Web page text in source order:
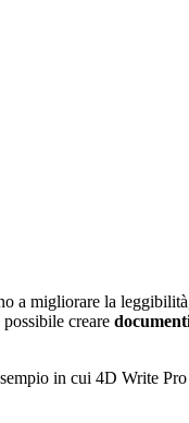
a migliorare la
possibile creare
in cui 4D Write Pro